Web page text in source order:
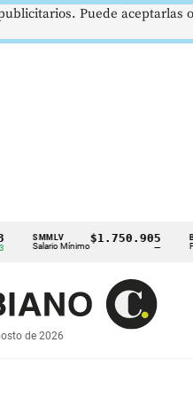
Mínimo
$1.750.905 BRENT
Petróleo
de 2026
Puede aceptarlas